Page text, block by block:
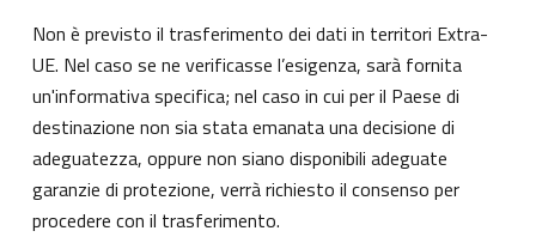
Non è previsto il trasferimento dei dati in territori Extra-
UE. Nel caso se ne verificasse l’esigenza, sarà fornita
un'informativa specifica; nel caso in cui per il Paese di
destinazione non sia stata emanata una decisione di
adeguatezza, oppure non siano disponibili adeguate
garanzie di protezione, verrà richiesto il consenso per
procedere con il trasferimento.